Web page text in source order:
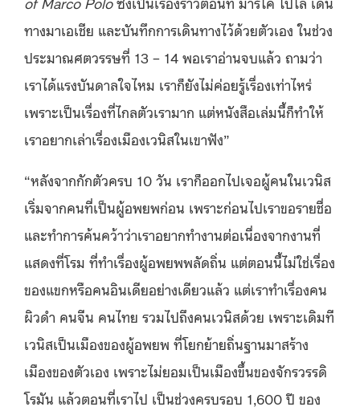
ทางมาเอเชีย และบันทึกการเดินทางไว้ด้วยตัวเอง ในช่วง
ประมาณศตวรรษที่ 13 – 14 พอเราอ่านจบแล้ว ถามว่า
เราได้แรงบันดาลใจไหม เราก็ยังไม่ค่อยรู้เรื่องเท่าไหร่
เพราะเป็นเรื่องที่ไกลตัวเรามาก แต่หนังสือเล่มนี้ก็ทำให้
เราอยากเล่าเรื่องเมืองเวนิสในเขาฟัง”
“หลังจากกักตัวครบ 10 วัน เราก็ออกไปเจอผู้คนในเวนิส
เริ่มจากคนที่เป็นผู้อพยพก่อน เพราะก่อนไปเราขอรายชื่อ
และทำการค้นคว้าว่าเราอยากทำงานต่อเนื่องจากงานที่
แสดงที่โรม ที่ทำเรื่องผู้อพยพพลัดถิ่น แต่ตอนนี้ไม่ใช่เรื่อง
ของแขกหรือคนอินเดียอย่างเดียวแล้ว แต่เราทำเรื่องคน
ผิวดำ คนจีน คนไทย รวมไปถึงคนเวนิสด้วย เพราะเดิมที
เวนิสเป็นเมืองของผู้อพยพ ที่โยกย้ายถิ่นฐานมาสร้าง
เมืองของตัวเอง เพราะไม่ยอมเป็นเมืองขึ้นของจักรวรรดิ
โรมัน แล้วตอนที่เราไป เป็นช่วงครบรอบ 1,600 ปี ของ